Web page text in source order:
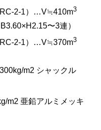
2-1）…V≒410m3
〜3連）
2-1）…V≒370m3
m2 シャックル
m2 亜鉛アルミメッキ